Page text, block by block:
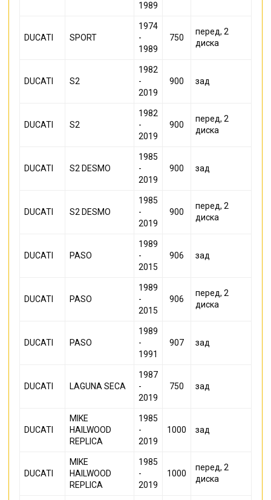
1989
DUCATI SPORT
1974
-
1989
750
перед, 2
диска
DUCATI S2
1982
-
2019
900 зад
DUCATI S2
1982
-
2019
900
перед, 2
диска
DUCATI S2 DESMO
1985
-
2019
900 зад
DUCATI S2 DESMO
1985
-
2019
900
перед, 2
диска
DUCATI PASO
1989
-
2015
906 зад
DUCATI PASO
1989
-
2015
906
перед, 2
диска
DUCATI PASO
1989
-
1991
907 зад
DUCATI LAGUNA SECA
1987
-
2019
750 зад
DUCATI
MIKE
HAILWOOD
REPLICA
1985
-
2019
1000 зад
DUCATI
MIKE
HAILWOOD
REPLICA
1985
-
2019
1000
перед, 2
диска